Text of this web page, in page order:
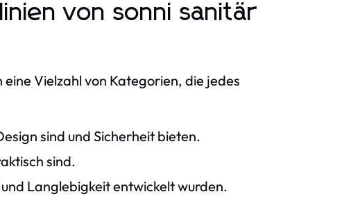
von sonni sanitär
Vielzahl von Kategorien, die jedes
sind und Sicherheit bieten.
sind.
Langlebigkeit entwickelt wurden.